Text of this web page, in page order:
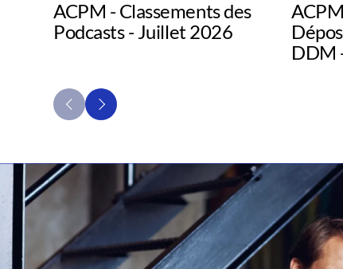
ACPM - Classements des
Podcasts - Juillet 2026
DDM